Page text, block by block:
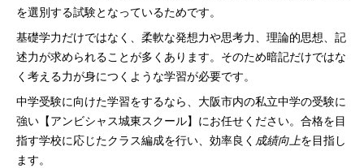
を選別する試験となっているためです。
基礎学力だけではなく、柔軟な発想力や思考力、理論的思想、記
述力が求められることが多くあります。そのため暗記だけではな
く考える力が身につくような学習が必要です。
中学受験に向けた学習をするなら、大阪市内の私立中学の受験に
強い【アンビシャス城東スクール】にお任せください。合格を目
指す学校に応じたクラス編成を行い、効率良く 成績向上を目指し
ます。